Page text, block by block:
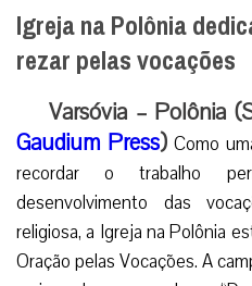
Igreja na Polônia
rezar pelas vocações
Varsóvia – Polônia
Gaudium Press)Como
recordar o trabalho
desenvolvimento das
religiosa, a Igreja na Polônia
Oração pelas Vocações. A